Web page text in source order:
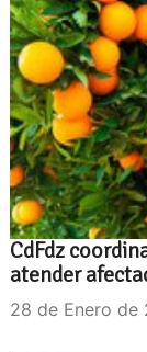
CdFdz
atender
28 de Enero de